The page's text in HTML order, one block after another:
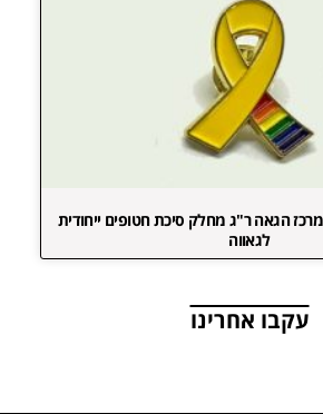
הגאה ר"ג מחלק סיכת חטופים ייחודית
לגאווה
עקבו אחרינו